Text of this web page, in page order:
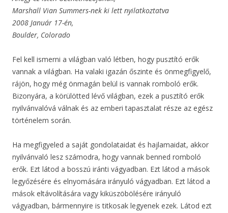
Marshall Vian Summers-nek ki lett nyilatkoztatva
2008 Január 17-én,
Boulder, Colorado
Fel kell ismerni a világban való létben, hogy pusztító erők
vannak a világban. Ha valaki igazán őszinte és önmegfigyelő,
rájön, hogy még önmagán belül is vannak romboló erők.
Bizonyára, a körülötted lévő világban, ezek a pusztító erők
nyilvánvalóvá válnak és az emberi tapasztalat része az egész
történelem során.
Ha megfigyeled a saját gondolataidat és hajlamaidat, akkor
nyilvánvaló lesz számodra, hogy vannak benned romboló
erők. Ezt látod a bosszú iránti vágyadban. Ezt látod a mások
legyőzésére és elnyomására irányuló vágyadban. Ezt látod a
mások eltávolítására vagy kiküszöbölésére irányuló
vágyadban, bármennyire is titkosak legyenek ezek. Látod ezt